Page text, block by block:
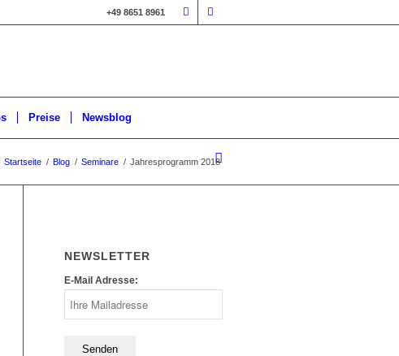
+49 8651 8961
Preise Newsblog
Startseite / Blog / Seminare / Jahresprogramm 2018
NEWSLETTER
E-Mail Adresse: